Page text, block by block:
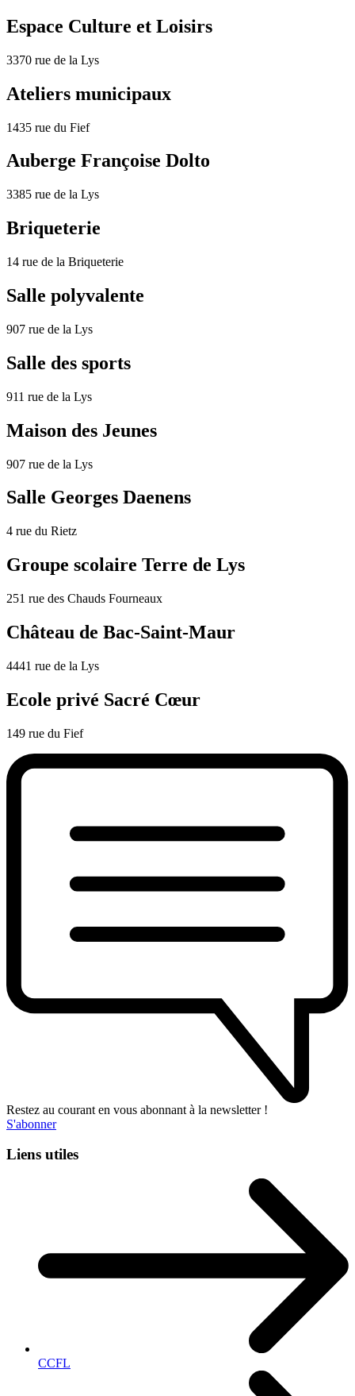
Espace Culture et Loisirs
3370 rue de la Lys
Ateliers municipaux
1435 rue du Fief
Auberge Françoise Dolto
3385 rue de la Lys
Briqueterie
14 rue de la Briqueterie
Salle polyvalente
907 rue de la Lys
Salle des sports
911 rue de la Lys
Maison des Jeunes
907 rue de la Lys
Salle Georges Daenens
4 rue du Rietz
Groupe scolaire Terre de Lys
251 rue des Chauds Fourneaux
Château de Bac-Saint-Maur
4441 rue de la Lys
Ecole privé Sacré Cœur
149 rue du Fief
Restez au courant en vous abonnant à la newsletter !
S'abonner
Liens utiles
CCFL